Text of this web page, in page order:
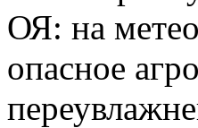
ОЯ: на
опасное